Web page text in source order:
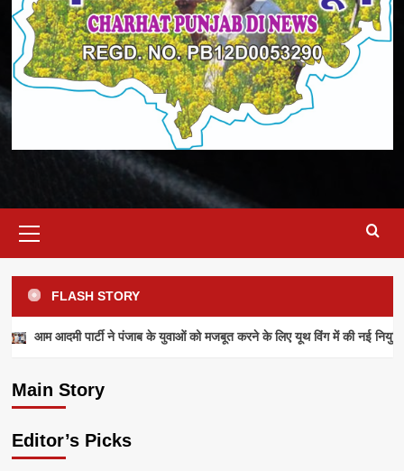
Menu
FLASH STORY
आम आदमी पार्टी ने पंजाब के युवाओं को मजबूत करने के लिए यूथ विंग में की नई
Main Story
आम आदमी पार्टी ने पंजाब के युवाओं को मजबूत करने के
admin July 28, 2026
Editor’s Picks